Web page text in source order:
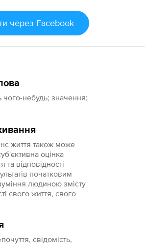
через Facebook
чого-небудь; значення;
життя також може
оцінка
та відповідності
початковим
людиною змісту
свого життя, свого
свідомість,